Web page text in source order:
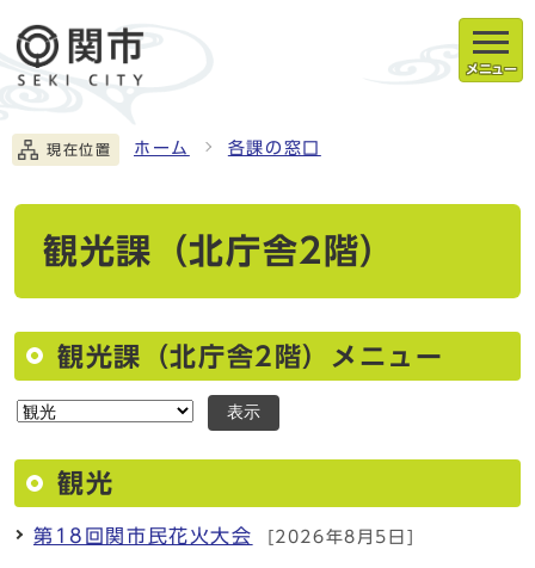
メニュー
現在位置 ホーム 各課の窓口
観光課（北庁舎2階）
観光課（北庁舎2階）メニュー
表示
観光
第18回関市民花火大会 [2026年8月5日]